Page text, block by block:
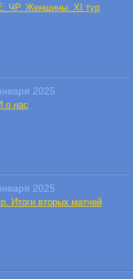
ЧР. Женщины. XI тур
2025
о нас
2025
Итоги вторых матчей